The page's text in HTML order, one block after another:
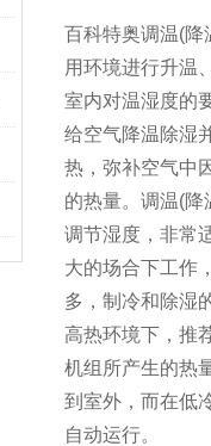
百科特奥调温(降
用环境进行升温
室内对温湿度的
给空气降温除湿
热，弥补空气中
的热量。调温(降
调节湿度，非常
大的场合下工作
多，制冷和除湿
高热环境下，推
机组所产生的热
到室外，而在低
自动运行。